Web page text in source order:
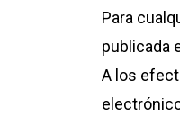
Para
publicada
A los